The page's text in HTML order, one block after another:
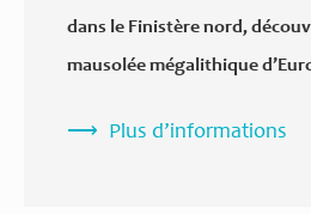
dans le Finistère nord,
mausolée mégalithique
Plus d’informations